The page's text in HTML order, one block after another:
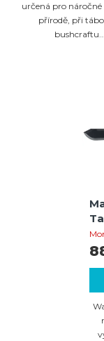
určená pro
přírodě, při
bushcraftu...